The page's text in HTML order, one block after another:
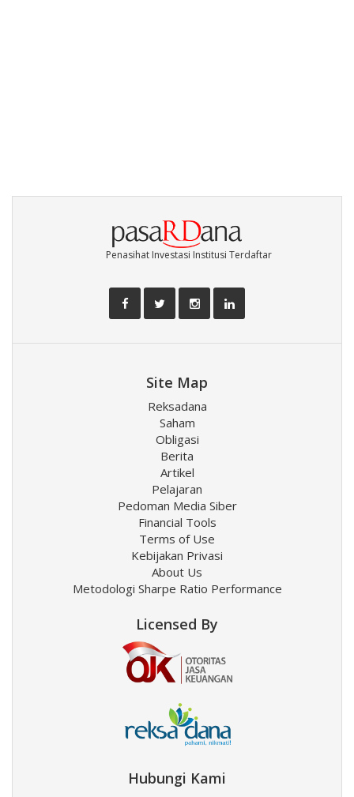
Penasihat Investasi Institusi Terdaftar
Site Map
Reksadana
Saham
Obligasi
Berita
Artikel
Pelajaran
Pedoman Media Siber
Financial Tools
Terms of Use
Kebijakan Privasi
About Us
Metodologi Sharpe Ratio Performance
Licensed By
Hubungi Kami